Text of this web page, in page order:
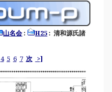
山名会 : H25 : 清和源氏諸
4 5 6 7 次 >]